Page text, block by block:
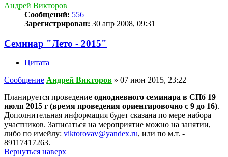
Андрей Викторов
Сообщений: 556
Зарегистрирован: 30 апр 2008, 09:31
Семинар "Лето - 2015"
Цитата
Сообщение Андрей Викторов » 07 июн 2015, 23:22
Планируется проведение однодневного семинара в СПб 19
июля 2015 г (время проведения ориентировочно с 9 до 16).
Дополнительная информация будет сказана по мере набора
участников. Записаться на мероприятие можно на занятии,
либо по имейлу: viktorovav@yandex.ru, или по м.т. -
89117417263.
Вернуться наверх